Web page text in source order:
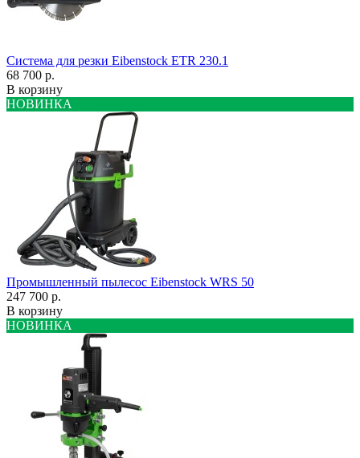
Система для резки Eibenstock ETR 230.1
68 700 р.
В корзину
НОВИНКА
Промышленный пылесос Eibenstock WRS 50
247 700 р.
В корзину
НОВИНКА